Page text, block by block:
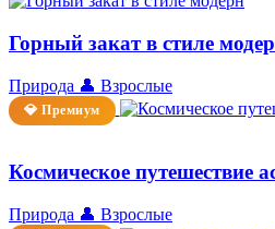
Горный закат в стиле
Природа 👤 Взрослые
💎 Премиум
Космическое путешествие
Природа 👤 Взрослые